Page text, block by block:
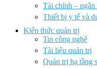
Tài chính – ngân
Thiết bị y tế và
Kiến thức quản trị
Tin công nghệ
Tài liệu quản trị
Quản trị hạ tầng